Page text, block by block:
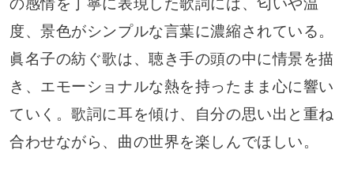
の感情を丁寧に表現した歌詞には、匂いや温
度、景色がシンプルな言葉に濃縮されている。
眞名子の紡ぐ歌は、聴き手の頭の中に情景を描
き、エモーショナルな熱を持ったまま心に響い
ていく。歌詞に耳を傾け、自分の思い出と重ね
合わせながら、曲の世界を楽しんでほしい。